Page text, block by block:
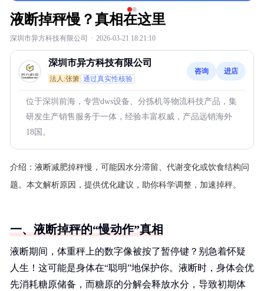
液断掉秤慢？真相在这里
深圳市异方科技有限公司 · 2026-03-21 18:21:10
深圳市异方科技有限公司
法人:张箫 通过真实性核验
咨询 进店
位于深圳前海，专营dws设备、分拣机等物流科技产品，集
研发生产销售服务于一体，经验丰富权威，产品远销海外
18国。
介绍： 液断减肥掉秤慢，可能因水分滞留、代谢变化或饮食结构问
题。本文解析原因，提供优化建议，助你科学调整，加速掉秤。
一、液断掉秤的“慢动作”真相
液断期间，体重秤上的数字像被按了暂停键？别急着怀疑
人生！这可能是身体在“聪明”地保护你。液断时，身体会优
先消耗糖原储备，而糖原的分解会释放水分，导致初期体